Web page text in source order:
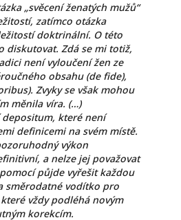
„svěcení ženatých mužů“
zatímco otázka
doktrinální. O této
diskutovat. Zdá se mi totiž,
není vyloučení žen ze
obsahu (de fide),
Zvyky se však mohou
měnila víra. (…)
které není
definicemi na svém místě.
výkon
a nelze jej považovat
půjde vyřešit každou
směrodatné vodítko pro
vždy podléhá novým
korekcím.